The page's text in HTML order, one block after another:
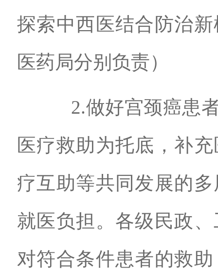
探索中西医结合防治
医药局分别负责）
2.做好宫颈癌患者
医疗救助为托底，补
疗互助等共同发展的
就医负担。各级民政
对符合条件患者的救